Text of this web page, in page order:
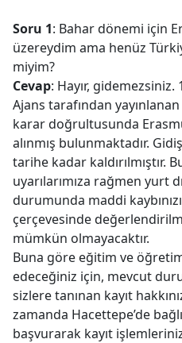
Soru 1: Bahar dönemi için
üzereydim ama henüz
miyim?
Cevap: Hayır, gidemezsiniz.
Ajans tarafından
karar doğrultusunda
alınmış bulunmaktadır.
tarihe kadar kaldırılmıştır.
uyarılarımıza rağmen yurt
durumunda maddi
çerçevesinde
mümkün olmayacaktır.
Buna göre eğitim ve
edeceğiniz için, mevcut
sizlere tanınan kayıt
zamanda Hacettepe’de
başvurarak kayıt